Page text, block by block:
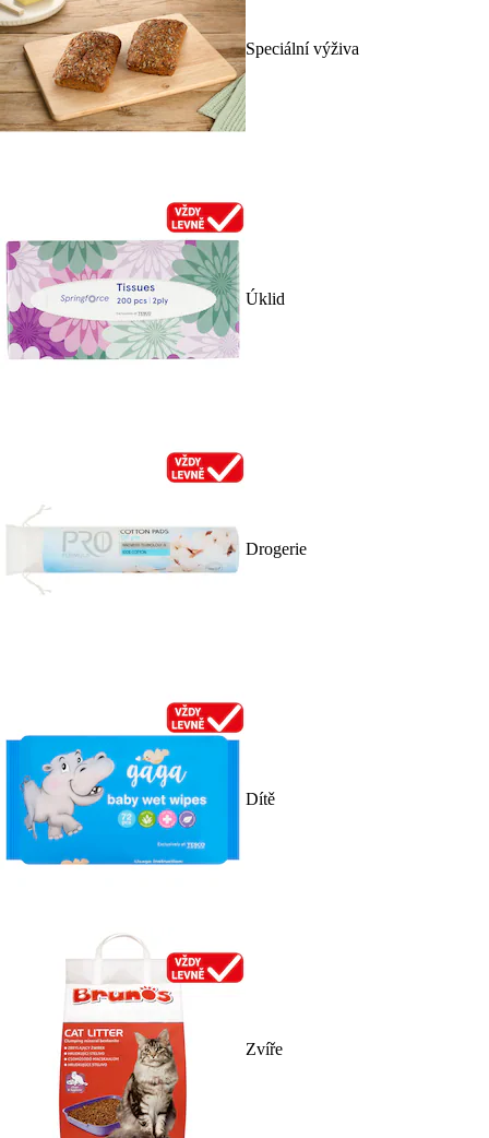
Speciální výživa
Úklid
Drogerie
Dítě
Zvíře